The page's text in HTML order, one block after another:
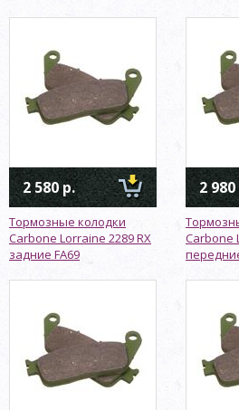
2 580 р.
Тормозные колодки
Carbone Lorraine 2289 RX
задние FA69
2
Carbone